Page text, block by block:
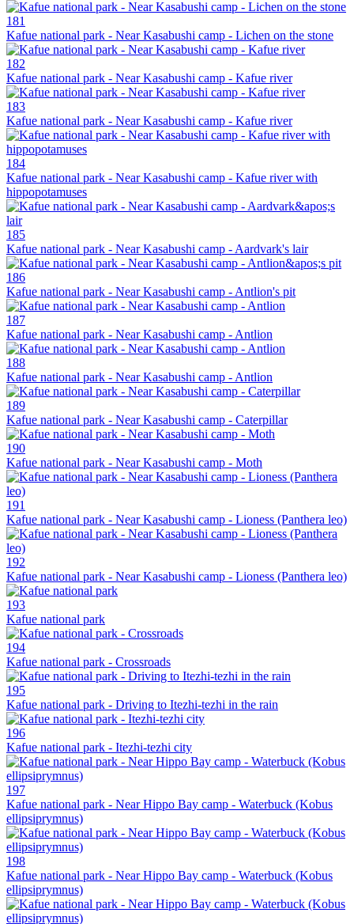
181
Kafue national park - Near Kasabushi camp - Lichen on the stone
182
Kafue national park - Near Kasabushi camp - Kafue river
183
Kafue national park - Near Kasabushi camp - Kafue river
184
Kafue national park - Near Kasabushi camp - Kafue river with
hippopotamuses
185
Kafue national park - Near Kasabushi camp - Aardvark's lair
186
Kafue national park - Near Kasabushi camp - Antlion's pit
187
Kafue national park - Near Kasabushi camp - Antlion
188
Kafue national park - Near Kasabushi camp - Antlion
189
Kafue national park - Near Kasabushi camp - Caterpillar
190
Kafue national park - Near Kasabushi camp - Moth
191
Kafue national park - Near Kasabushi camp - Lioness (Panthera leo)
192
Kafue national park - Near Kasabushi camp - Lioness (Panthera leo)
193
Kafue national park
194
Kafue national park - Crossroads
195
Kafue national park - Driving to Itezhi-tezhi in the rain
196
Kafue national park - Itezhi-tezhi city
197
Kafue national park - Near Hippo Bay camp - Waterbuck (Kobus
ellipsiprymnus)
198
Kafue national park - Near Hippo Bay camp - Waterbuck (Kobus
ellipsiprymnus)